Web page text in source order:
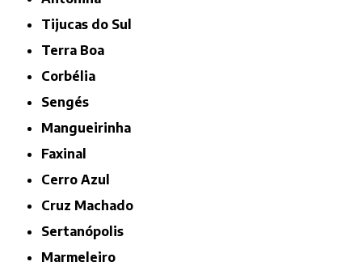
Tijucas do Sul
Terra Boa
Corbélia
Sengés
Mangueirinha
Faxinal
Cerro Azul
Cruz Machado
Sertanópolis
Marmeleiro